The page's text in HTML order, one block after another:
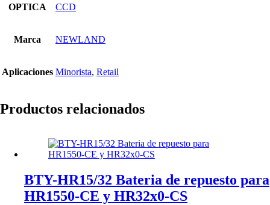
OPTICA CCD
Marca NEWLAND
Aplicaciones Minorista, Retail
Productos relacionados
BTY-HR15/32 Bateria de repuesto para
HR1550-CE y HR32x0-CS